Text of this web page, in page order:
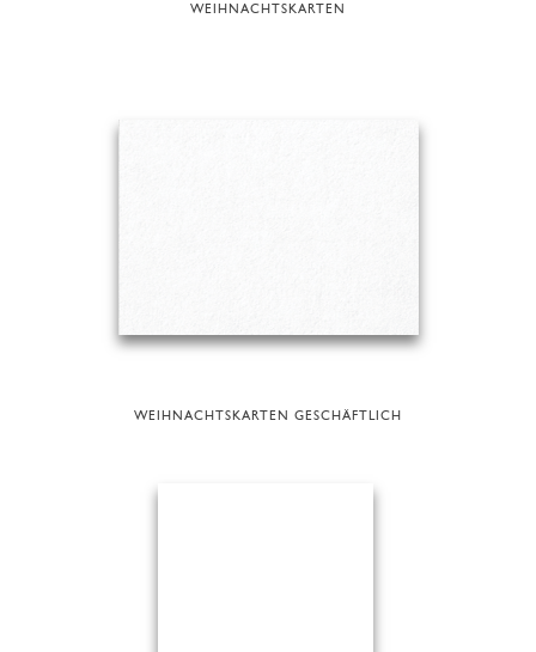
WEIHNACHTSKARTEN
WEIHNACHTSKARTEN GESCHÄFTLICH